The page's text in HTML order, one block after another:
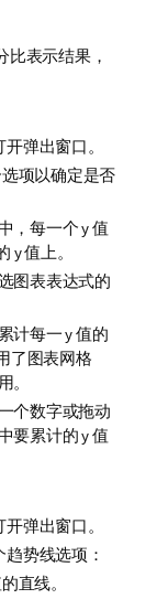
比表示结果，
开弹出窗口。
项以确定是否
，每一个 y 值
y 值上。
图表表达式的
计每一 y 值的
了图表网格
。
个数字或拖动
要累计的 y 值
开弹出窗口。
趋势线选项：
直线。